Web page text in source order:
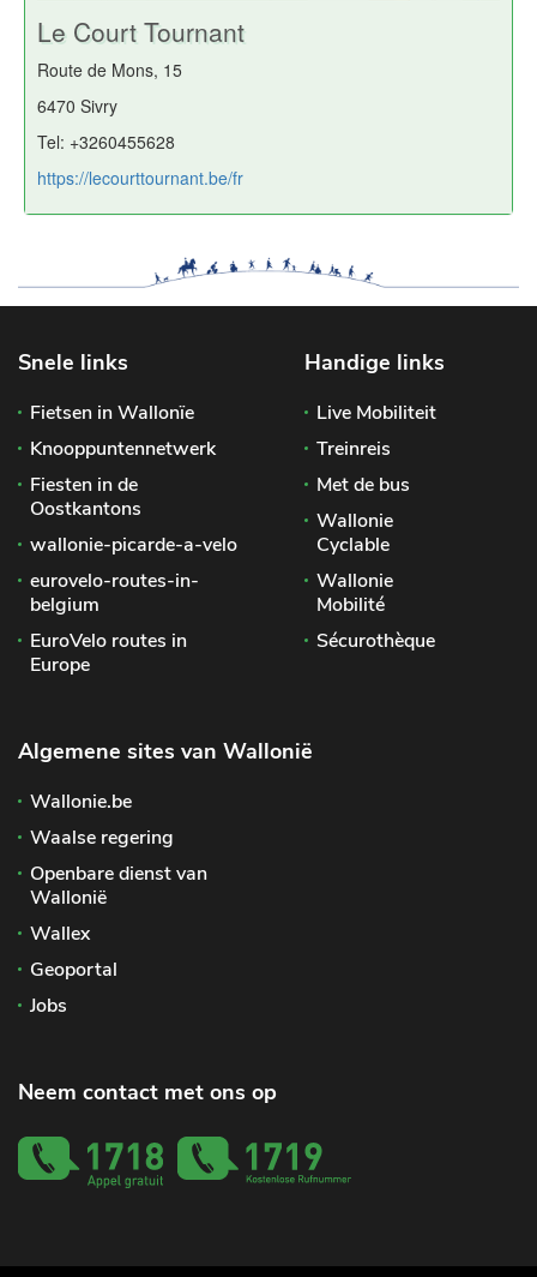
Le Court Tournant
Route de Mons, 15
6470 Sivry
Tel: +3260455628
https://lecourttournant.be/fr
Snele links
Fietsen in Wallonïe
Knooppuntennetwerk
Fiesten in de
Oostkantons
wallonie-picarde-a-velo
eurovelo-routes-in-
belgium
EuroVelo routes in
Europe
Handige links
Live Mobiliteit
Treinreis
Met de bus
Wallonie
Cyclable
Wallonie
Mobilité
Sécurothèque
Algemene sites van Wallonië
Wallonie.be
Waalse regering
Openbare dienst van
Wallonië
Wallex
Geoportal
Jobs
Neem contact met ons op